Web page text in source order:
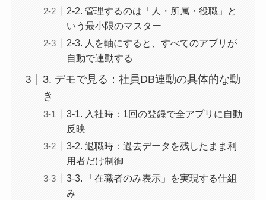
2-2. 管理するのは「人・所属・役職」と
いう最小限のマスター
2-3. 人を軸にすると、すべてのアプリが
自動で連動する
3. デモで見る：社員DB連動の具体的な動
き
3-1. 入社時：1回の登録で全アプリに自動
反映
3-2. 退職時：過去データを残したまま利
用者だけ制御
3-3. 「在職者のみ表示」を実現する仕組
み